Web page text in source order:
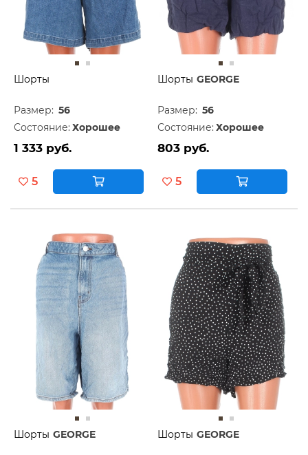
Шорты
Размер: 56
Состояние: Хорошее
1 333 руб.
5
Шорты GEORGE
Размер: 56
Состояние: Хорошее
803 руб.
5
Шорты GEORGE Шорты GEORGE